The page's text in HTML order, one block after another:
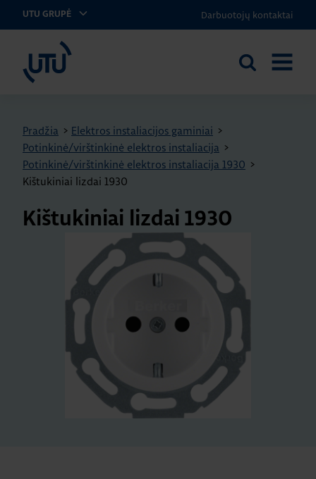
UTU GRUPĖ Darbuotojų kontaktai
UTU Lithuania
Ieškoti
Pradžia > Elektros instaliacijos gaminiai >
Potinkinė/virštinkinė elektros instaliacija >
Potinkinė/virštinkinė elektros instaliacija 1930 >
Kištukiniai lizdai 1930
Kištukiniai lizdai 1930